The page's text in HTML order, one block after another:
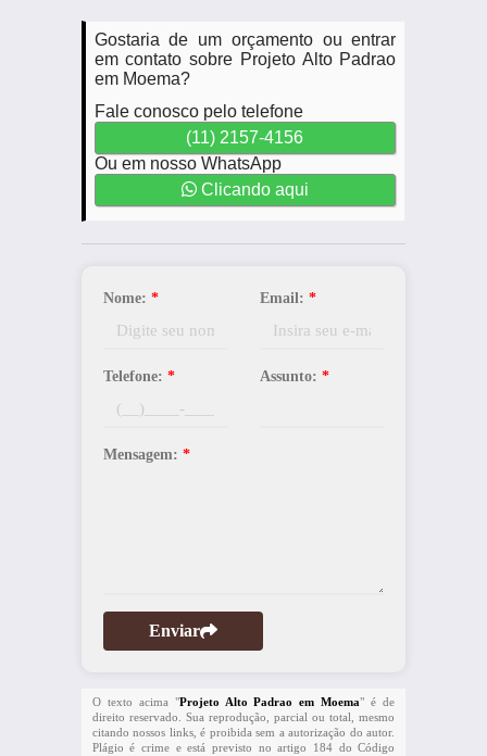
Gostaria de um orçamento ou entrar
em contato sobre Projeto Alto Padrao
em Moema?
Fale conosco pelo telefone
(11) 2157-4156
Ou em nosso WhatsApp
Clicando aqui
Nome: * Email: *
Telefone: * Assunto: *
Mensagem: *
Enviar
O texto acima "Projeto Alto Padrao em Moema" é de
direito reservado. Sua reprodução, parcial ou total, mesmo
citando nossos links, é proibida sem a autorização do autor.
Plágio é crime e está previsto no artigo 184 do Código